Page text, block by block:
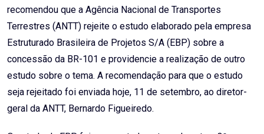
recomendou que a Agência Nacional de Transportes
Terrestres (ANTT) rejeite o estudo elaborado pela empresa
Estruturado Brasileira de Projetos S/A (EBP) sobre a
concessão da BR-101 e providencie a realização de outro
estudo sobre o tema. A recomendação para que o estudo
seja rejeitado foi enviada hoje, 11 de setembro, ao diretor-
geral da ANTT, Bernardo Figueiredo.